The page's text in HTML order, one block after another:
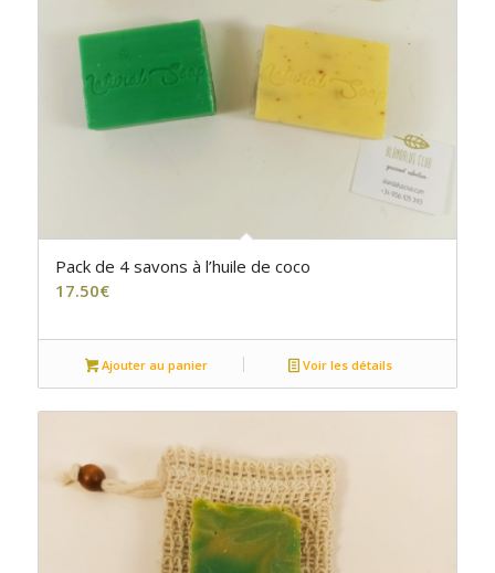
Pack de 4 savons à l’huile de coco
17.50€
Ajouter au panier Voir les détails